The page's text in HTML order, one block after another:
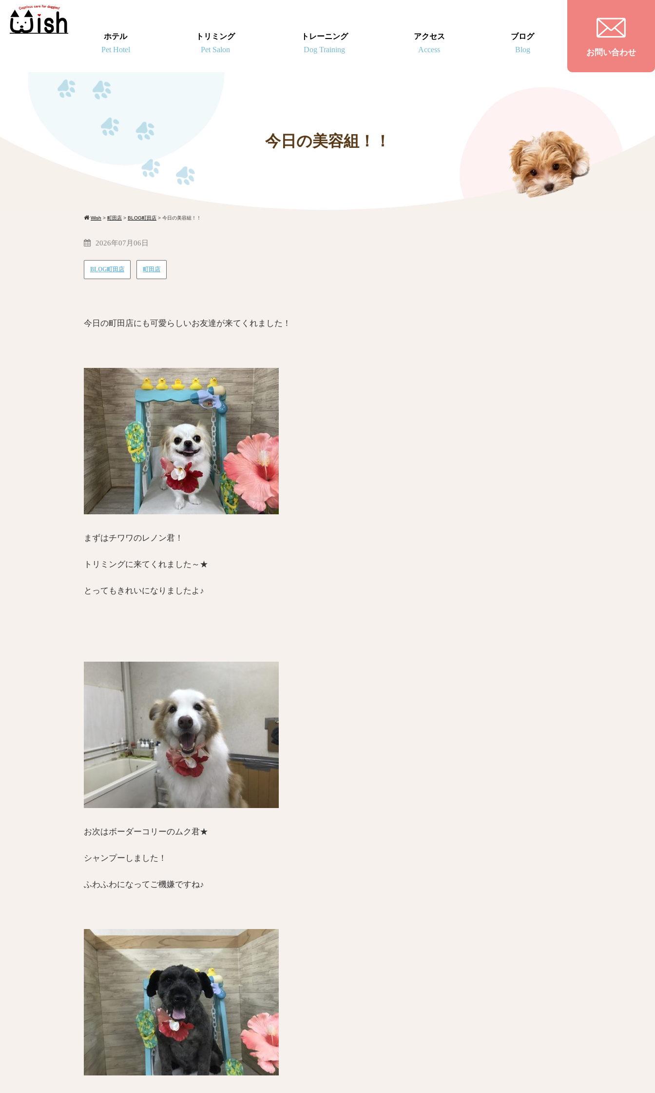
ホテル トリミング トレーニング アクセス ブログ
お問い合わせ
今日の美容組！！
Wish > 町田店 > BLOG町田店 > 今日の美容組！！
2026年07月06日
BLOG町田店 町田店
今日の町田店にも可愛らしいお友達が来てくれました！
まずはチワワのレノン君！
トリミングに来てくれました～★
とってもきれいになりましたよ♪
お次はボーダーコリーのムク君★
シャンプーしました！
ふわふわになってご機嫌ですね♪